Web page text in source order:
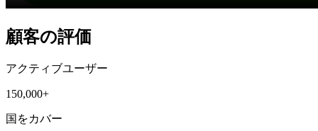
顧客の評価
アクティブユーザー
150,000+
国をカバー